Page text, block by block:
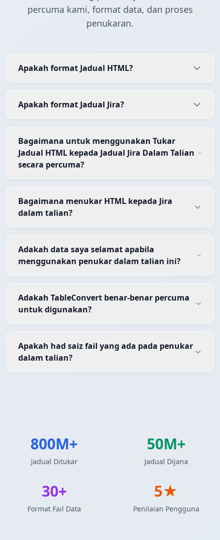
percuma kami, format data, dan proses
penukaran.
Apakah format Jadual HTML?
Apakah format Jadual Jira?
Bagaimana untuk menggunakan Tukar
Jadual HTML kepada Jadual Jira Dalam Talian
secara percuma?
Bagaimana menukar HTML kepada Jira
dalam talian?
Adakah data saya selamat apabila
menggunakan penukar dalam talian ini?
Adakah TableConvert benar-benar percuma
untuk digunakan?
Apakah had saiz fail yang ada pada penukar
dalam talian?
800M+
Jadual Ditukar
50M+
Jadual Dijana
30+
Format Fail Data
5★
Penilaian Pengguna